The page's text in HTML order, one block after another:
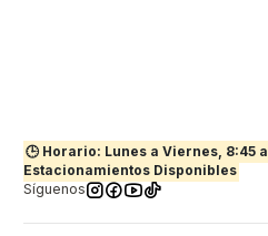
🕒 Horario: Lunes a Viernes, 8:45 a
Estacionamientos Disponibles
Síguenos